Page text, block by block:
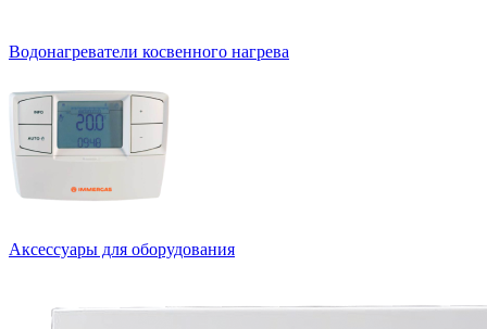
Водонагреватели косвенного нагрева
Аксессуары для оборудования